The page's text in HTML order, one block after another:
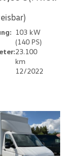
103 kW
(140 PS)
23.100
km
12/2022